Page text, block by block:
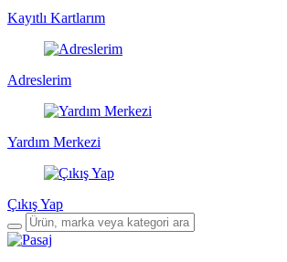
Kayıtlı Kartlarım
Adreslerim
Yardım Merkezi
Çıkış Yap